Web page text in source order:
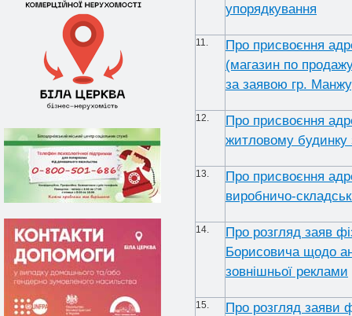
упорядкування
11.
Про присвоєння
(магазин по
за заявою гр.
12.
Про присвоєння
житловому
13.
Про присвоєння
виробничо-
14.
Про розгляд заяв
Борисовича щодо
зовнішньої реклами
15.
Про розгляд заяви